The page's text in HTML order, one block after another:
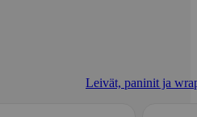
Leivät, paninit ja